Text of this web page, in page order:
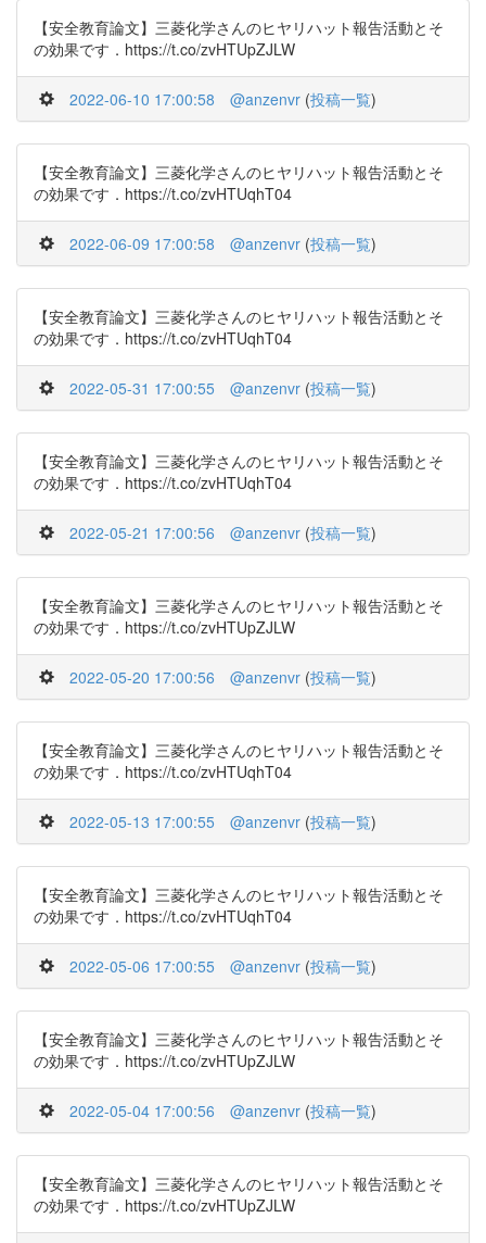
【安全教育論文】三菱化学さんのヒヤリハット報告活動とそ
の効果です．https://t.co/zvHTUpZJLW
2022-06-10 17:00:58 @anzenvr (投稿一覧)
【安全教育論文】三菱化学さんのヒヤリハット報告活動とそ
の効果です．https://t.co/zvHTUqhT04
2022-06-09 17:00:58 @anzenvr (投稿一覧)
【安全教育論文】三菱化学さんのヒヤリハット報告活動とそ
の効果です．https://t.co/zvHTUqhT04
2022-05-31 17:00:55 @anzenvr (投稿一覧)
【安全教育論文】三菱化学さんのヒヤリハット報告活動とそ
の効果です．https://t.co/zvHTUqhT04
2022-05-21 17:00:56 @anzenvr (投稿一覧)
【安全教育論文】三菱化学さんのヒヤリハット報告活動とそ
の効果です．https://t.co/zvHTUpZJLW
2022-05-20 17:00:56 @anzenvr (投稿一覧)
【安全教育論文】三菱化学さんのヒヤリハット報告活動とそ
の効果です．https://t.co/zvHTUqhT04
2022-05-13 17:00:55 @anzenvr (投稿一覧)
【安全教育論文】三菱化学さんのヒヤリハット報告活動とそ
の効果です．https://t.co/zvHTUqhT04
2022-05-06 17:00:55 @anzenvr (投稿一覧)
【安全教育論文】三菱化学さんのヒヤリハット報告活動とそ
の効果です．https://t.co/zvHTUpZJLW
2022-05-04 17:00:56 @anzenvr (投稿一覧)
【安全教育論文】三菱化学さんのヒヤリハット報告活動とそ
の効果です．https://t.co/zvHTUpZJLW